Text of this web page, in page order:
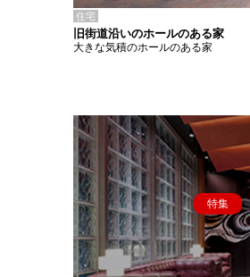
住宅
旧街道沿いのホールのある家
大きな気積のホールのある家
特集